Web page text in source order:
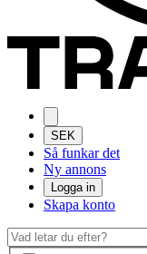
SEK
Så funkar det
Ny annons
Logga in
Skapa konto